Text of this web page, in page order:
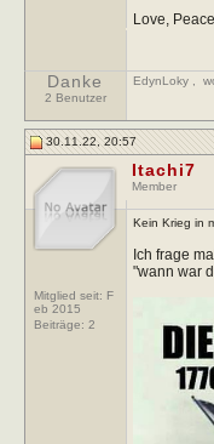
Love,
Danke
2 Benutzer
EdynLoky
30.11.22, 20:57
Mitglied seit: F
eb 2015
Beiträge: 2
Itachi7
Member
Kein Krieg in
Ich frage mal
"wann war